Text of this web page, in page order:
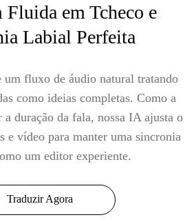
Fluida em Tcheco e
Labial Perfeita
um fluxo de áudio natural tratando
como ideias completas. Como a
a duração da fala, nossa IA ajusta o
e vídeo para manter uma sincronia
um editor experiente.
Traduzir Agora